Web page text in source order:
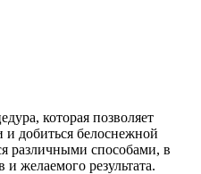
которая позволяет
и добиться белоснежной
различными способами, в
и желаемого результата.